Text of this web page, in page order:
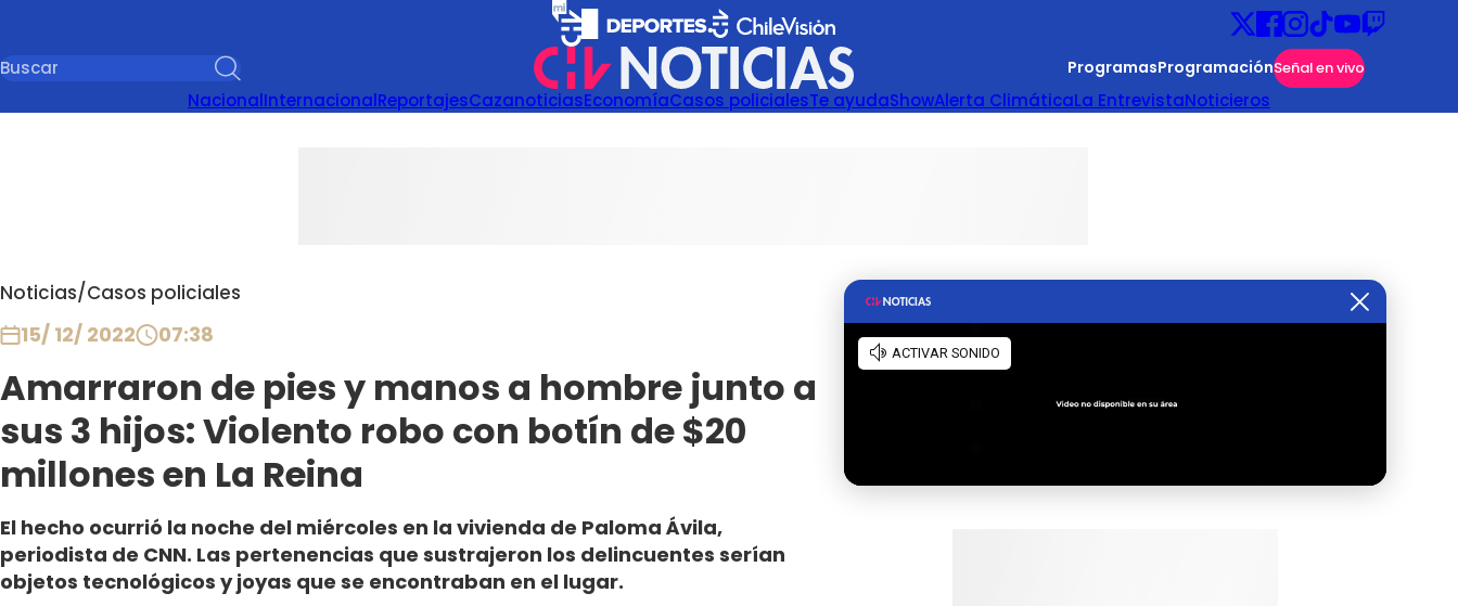
ProgramasProgramaciónSeñal en vivo
NacionalInternacionalReportajesCazanoticiasEconomíaCasos policialesTe ayudaShowAlerta ClimáticaLa EntrevistaNoticieros
Noticias/Casos policiales
15/ 12/ 2022 07:38
Amarraron de pies y manos a hombre junto a
sus 3 hijos: Violento robo con botín de $20
millones en La Reina
El hecho ocurrió la noche del miércoles en la vivienda de Paloma Ávila,
periodista de CNN. Las pertenencias que sustrajeron los delincuentes serían
objetos tecnológicos y joyas que se encontraban en el lugar.